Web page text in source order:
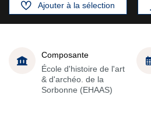
Ajouter à la sélection
Composante
École d'histoire de l'art
& d'archéo. de la
Sorbonne (EHAAS)